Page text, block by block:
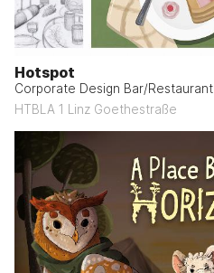
Hotspot
Corporate Design Bar/Restaurant
HTBLA 1 Linz Goethestraße